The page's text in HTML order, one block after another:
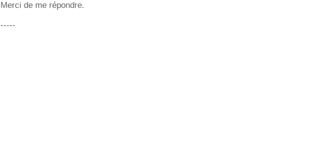
Merci de me répondre.
-----